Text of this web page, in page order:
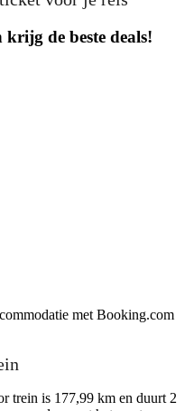
de beste deals!
met Booking.com
trein is 177,99 km en duurt 2